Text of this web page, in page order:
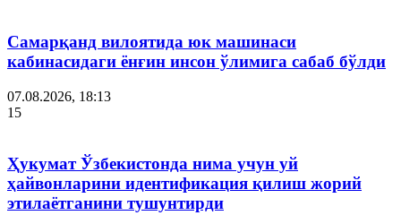
Самарқанд вилоятида юк машинаси
кабинасидаги ёнғин инсон ўлимига сабаб бўлди
07.08.2026, 18:13
15
Ҳукумат Ўзбекистонда нима учун уй
ҳайвонларини идентификация қилиш жорий
этилаётганини тушунтирди